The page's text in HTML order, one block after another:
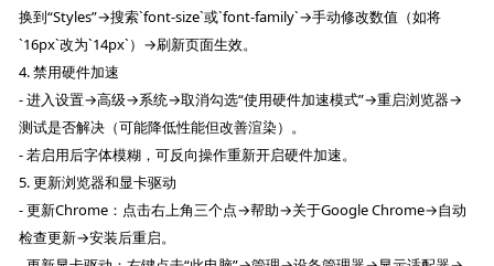
换到“Styles”→搜索`font-size`或`font-family`→手动修改数值（如将
`16px`改为`14px`）→刷新页面生效。
4. 禁用硬件加速
- 进入设置→高级→系统→取消勾选“使用硬件加速模式”→重启浏览器→
测试是否解决（可能降低性能但改善渲染）。
- 若启用后字体模糊，可反向操作重新开启硬件加速。
5. 更新浏览器和显卡驱动
- 更新Chrome：点击右上角三个点→帮助→关于Google Chrome→自动
检查更新→安装后重启。